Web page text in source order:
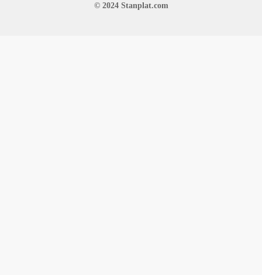
© 2024 Stanplat.com